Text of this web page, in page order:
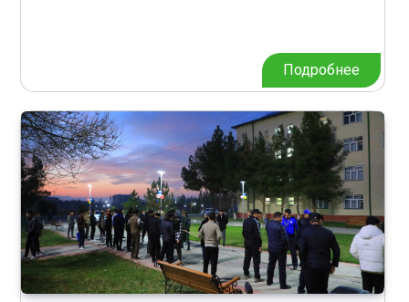
Подробнее